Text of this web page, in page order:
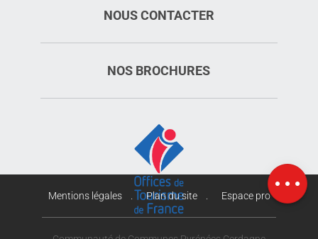
Carte
NOUS CONTACTER
NOS BROCHURES
Mentions légales Plan du site Espace pro